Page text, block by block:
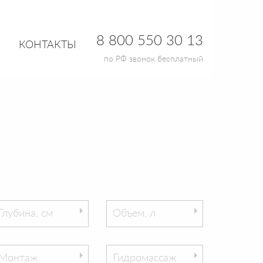
КОНТАКТЫ 8 800 550 30 13
по РФ звонок бесплатный
см Объем, л
Гидромассаж